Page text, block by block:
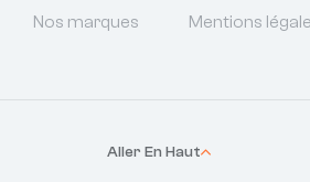
Nos marques
Mentions
Aller En Haut